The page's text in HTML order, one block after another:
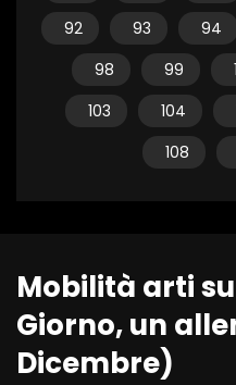
92
93 94
98
99
103
104
108
Mobilità arti
Giorno, un
Dicembre)